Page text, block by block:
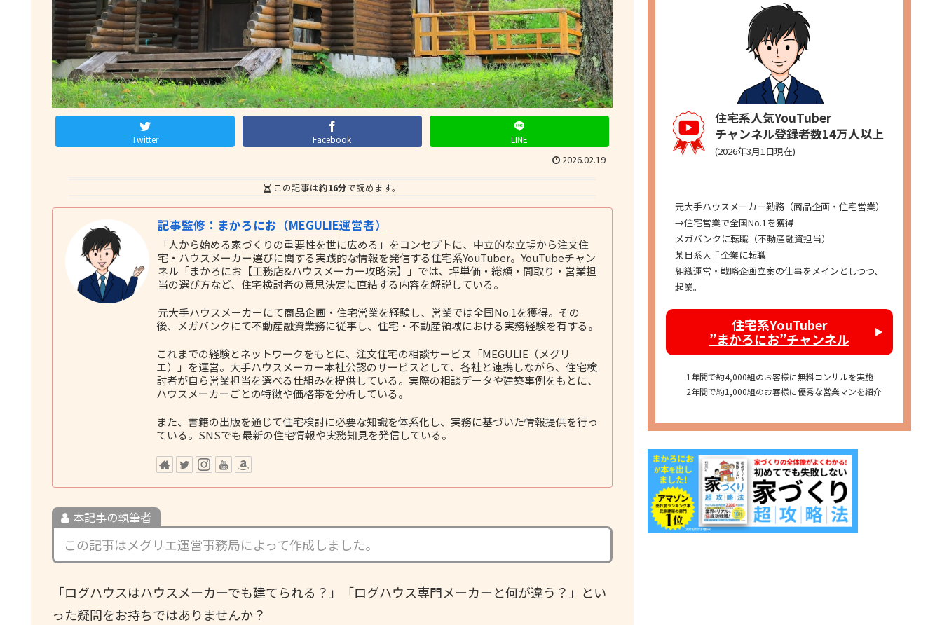
Twitter Facebook LINE
2026.02.19
この記事は約16分で読めます。
記事監修：まかろにお（MEGULIE運営者）
「人から始める家づくりの重要性を世に広める」をコンセプトに、中立的な立場から注文住
宅・ハウスメーカー選びに関する実践的な情報を発信する住宅系YouTuber。YouTubeチャン
ネル「まかろにお【工務店&ハウスメーカー攻略法】」では、坪単価・総額・間取り・営業担
当の選び方など、住宅検討者の意思決定に直結する内容を解説している。
元大手ハウスメーカーにて商品企画・住宅営業を経験し、営業では全国No.1を獲得。その
後、メガバンクにて不動産融資業務に従事し、住宅・不動産領域における実務経験を有する。
これまでの経験とネットワークをもとに、注文住宅の相談サービス「MEGULIE（メグリ
エ）」を運営。大手ハウスメーカー本社公認のサービスとして、各社と連携しながら、住宅検
討者が自ら営業担当を選べる仕組みを提供している。実際の相談データや建築事例をもとに、
ハウスメーカーごとの特徴や価格帯を分析している。
また、書籍の出版を通じて住宅検討に必要な知識を体系化し、実務に基づいた情報提供を行っ
ている。SNSでも最新の住宅情報や実務知見を発信している。
本記事の執筆者
この記事はメグリエ運営事務局によって作成しました。
「ログハウスはハウスメーカーでも建てられる？」「ログハウス専門メーカーと何が違う？」とい
った疑問をお持ちではありませんか？
住宅系人気YouTuber
チャンネル登録者数14万人以上
(2026年3月1日現在)
元大手ハウスメーカー勤務（商品企画・住宅営業）
→住宅営業で全国No.1を獲得
メガバンクに転職（不動産融資担当）
某日系大手企業に転職
組織運営・戦略企画立案の仕事をメインとしつつ、
起業。
住宅系YouTuber
”まかろにお”チャンネル
1年間で約4,000組のお客様に無料コンサルを実施
2年間で約1,000組のお客様に優秀な営業マンを紹介